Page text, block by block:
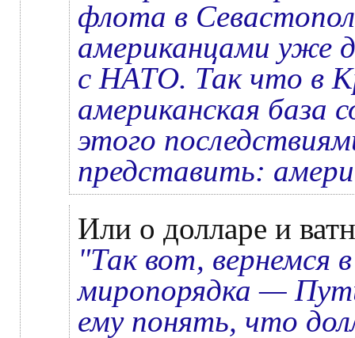
флота в
американцами уже
с НАТО. Так что в
американская база
этого
представить:
Или о долларе и
"Так вот, вернемся в
миропорядка —
ему понять, что